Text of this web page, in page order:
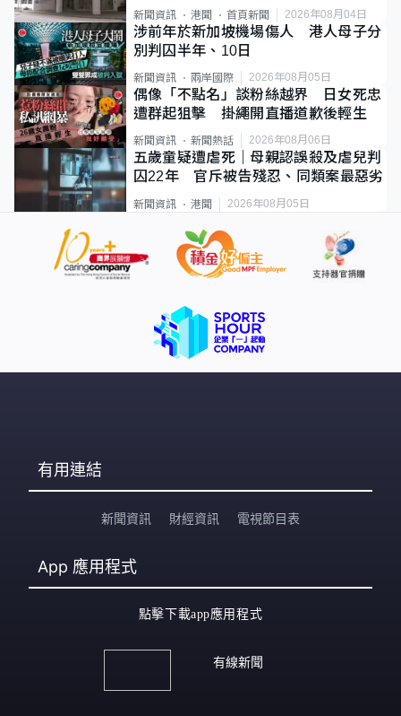
新聞資訊 港聞 首頁新聞 2026年08月04日
涉前年於新加坡機場傷人 港人母子分
別判囚半年、10日
新聞資訊 兩岸國際 2026年08月05日
偶像「不點名」談粉絲越界 日女死忠
遭群起狙擊 掛繩開直播道歉後輕生
新聞資訊 新聞熱話 2026年08月06日
五歲童疑遭虐死｜母親認誤殺及虐兒判
囚22年 官斥被告殘忍、同類案最惡劣
新聞資訊 港聞 2026年08月05日
有用連結
新聞資訊 財經資訊 電視節目表
App 應用程式
點擊下載app應用程式
有線新聞